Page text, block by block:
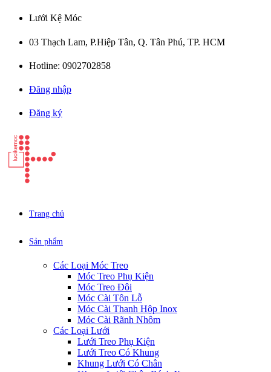
Lưới Kệ Móc
03 Thạch Lam, P.Hiệp Tân, Q. Tân Phú, TP. HCM
Hotline: 0902702858
Đăng nhập
Đăng ký
Trang chủ
Sản phẩm
Các Loại Móc Treo
Móc Treo Phụ Kiện
Móc Treo Đôi
Móc Cài Tôn Lỗ
Móc Cài Thanh Hộp Inox
Móc Cài Rãnh Nhôm
Các Loại Lưới
Lưới Treo Phụ Kiện
Lưới Treo Có Khung
Khung Lưới Có Chân